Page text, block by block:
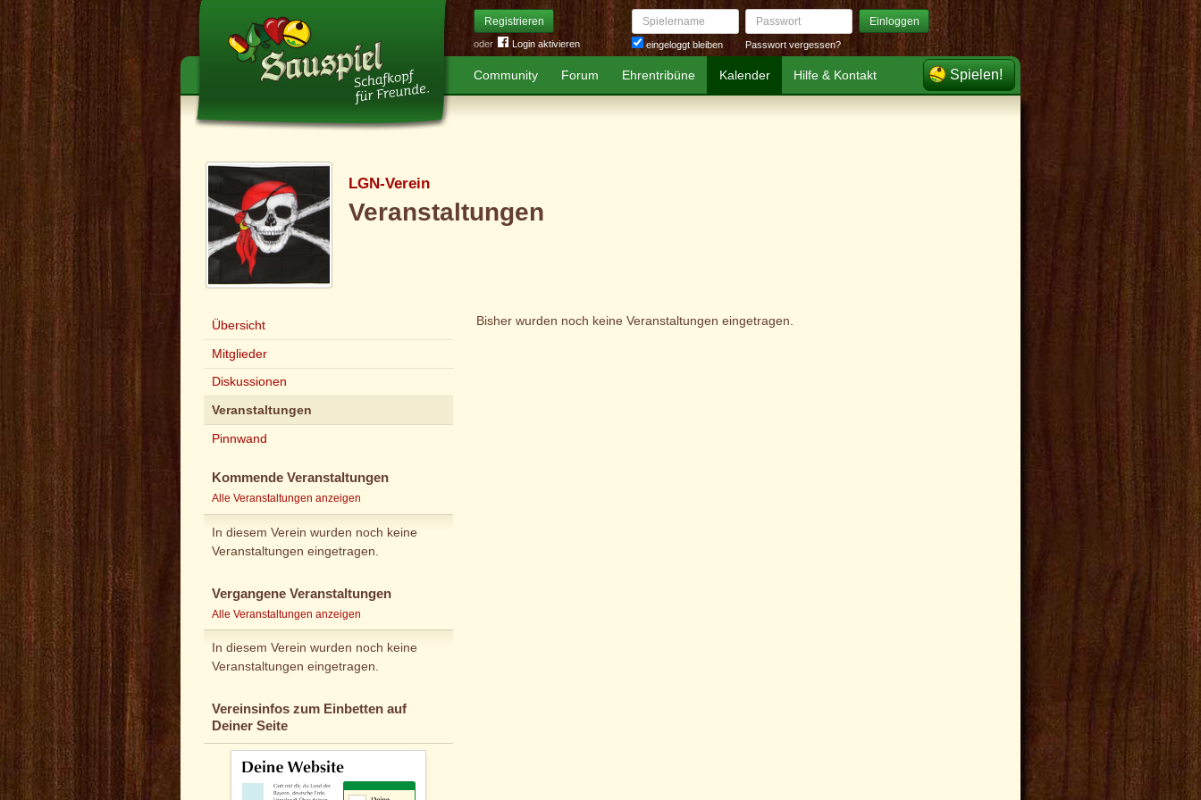
Registrieren
oder Login aktivieren
Spielername
eingeloggt bleiben
Passwort Einloggen
Passwort vergessen?
Community Forum Ehrentribüne Kalender Hilfe & Kontakt Spielen!
LGN-Verein
Veranstaltungen
Übersicht
Mitglieder
Diskussionen
Veranstaltungen
Pinnwand
Kommende Veranstaltungen
Alle Veranstaltungen anzeigen
In diesem Verein wurden noch keine
Veranstaltungen eingetragen.
Vergangene Veranstaltungen
Alle Veranstaltungen anzeigen
In diesem Verein wurden noch keine
Veranstaltungen eingetragen.
Vereinsinfos zum Einbetten auf
Deiner Seite
Bisher wurden noch keine Veranstaltungen eingetragen.